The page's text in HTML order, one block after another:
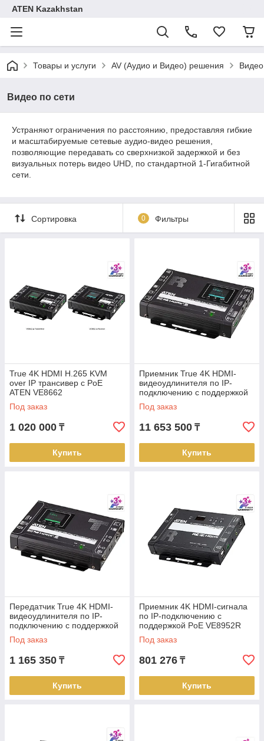
ATEN Kazakhstan
Товары и услуги AV (Аудио и Видео) решения
Видео по сети
Устраняют ограничения по расстоянию, предоставляя гибкие
и масштабируемые сетевые аудио-видео решения,
позволяющие передавать со сверхнизкой задержкой и без
визуальных потерь видео UHD, по стандартной 1-Гигабитной
сети.
Сортировка 0 Фильтры
True 4K HDMI H.265 KVM
over IP трансивер с PoE
ATEN VE8662
Под заказ
1 020 000 ₸
Купить
Приемник True 4K HDMI-
видеоудлинителя по IP-
подключению с поддержкой
PoE ATEN VE8962R
Под заказ
11 653 500 ₸
Купить
Передатчик True 4K HDMI-
видеоудлинителя по IP-
подключению с поддержкой
PoE ATEN VE8962T
Под заказ
1 165 350 ₸
Купить
Приемник 4K HDMI-сигнала
по IP-подключению с
поддержкой PoE VE8952R
ATEN
Под заказ
801 276 ₸
Купить